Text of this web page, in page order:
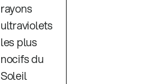
rayons
ultraviolets
les plus
nocifs du
Soleil